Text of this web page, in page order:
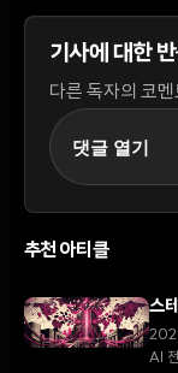
기사에 대한
다른 독자의 코
댓글 열기
추천 아티클
스
AI